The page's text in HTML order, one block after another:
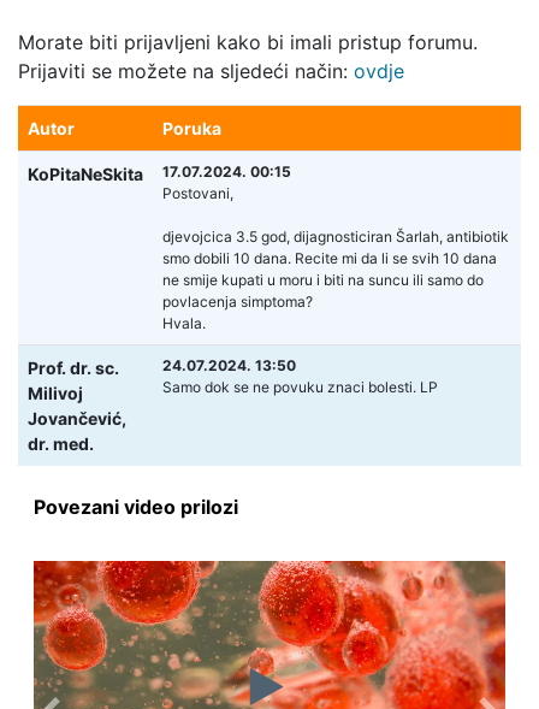
Morate biti prijavljeni kako bi imali pristup forumu.
Prijaviti se možete na sljedeći način: ovdje
Autor Poruka
KoPitaNeSkita
17.07.2024. 00:15
Postovani,
djevojcica 3.5 god, dijagnosticiran Šarlah, antibiotik
smo dobili 10 dana. Recite mi da li se svih 10 dana
ne smije kupati u moru i biti na suncu ili samo do
povlacenja simptoma?
Hvala.
Prof. dr. sc.
Milivoj
Jovančević,
dr. med.
24.07.2024. 13:50
Samo dok se ne povuku znaci bolesti. LP
Povezani video prilozi